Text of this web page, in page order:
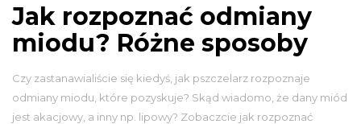
Jak rozpoznać odmiany
miodu? Różne sposoby
Czy zastanawialiście się kiedyś, jak pszczelarz rozpoznaje
odmiany miodu, które pozyskuje? Skąd wiadomo, że dany miód
jest akacjowy, a inny np. lipowy? Zobaczcie jak rozpoznać